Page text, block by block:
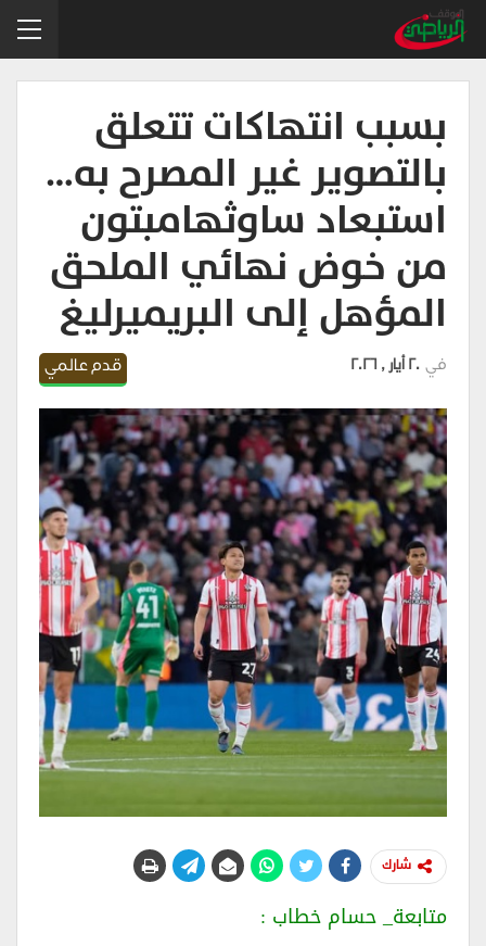
بسبب انتهاكات تتعلق
بالتصوير غير المصرح به…
استبعاد ساوثهامبتون
من خوض نهائي الملحق
المؤهل إلى البريميرليغ
قدم عالمي في 20 أيار , 2026
شارك
متابعة_ حسام خطاب :